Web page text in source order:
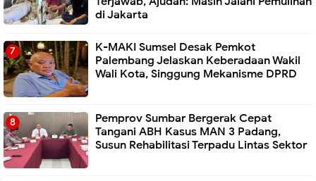
di Jakarta
K-MAKI Sumsel Desak Pemkot
Palembang Jelaskan Keberadaan Wakil
Wali Kota, Singgung Mekanisme DPRD
Pemprov Sumbar Bergerak Cepat
Tangani ABH Kasus MAN 3 Padang,
Susun Rehabilitasi Terpadu Lintas Sektor